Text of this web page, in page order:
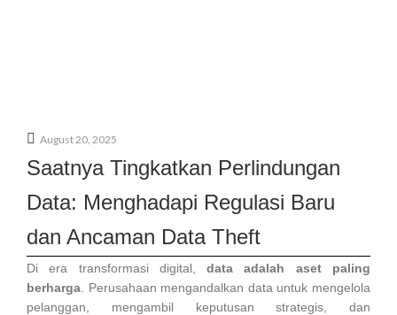
August 20, 2025
Saatnya Tingkatkan Perlindungan
Data: Menghadapi Regulasi Baru
dan Ancaman Data Theft
Di era transformasi digital,data adalah aset paling
berharga . Perusahaan mengandalkan data untuk mengelola
pelanggan, mengambil keputusan strategis, dan